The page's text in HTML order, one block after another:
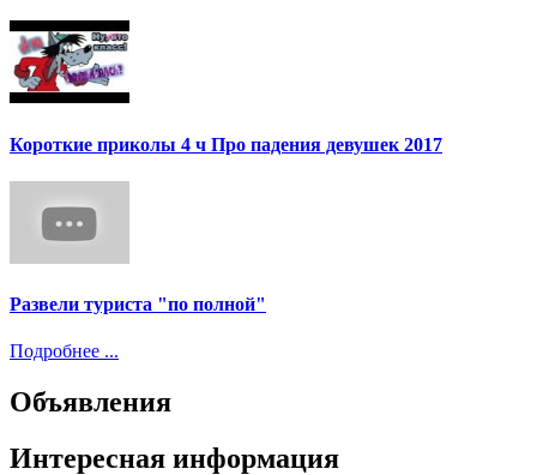
Короткие приколы 4 ч Про падения девушек 2017
Развели туриста "по полной"
Подробнее ...
Объявления
Интересная информация